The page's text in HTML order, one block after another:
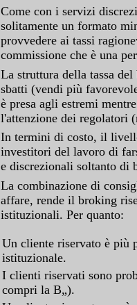
Come con i servizi
solitamente un formato
provvedere ai tassi
commissione che è una
La struttura della tassa
sbatti (vendi più
è presa agli estremi
l'attenzione dei regolatori
In termini di costo, il
investitori del lavoro di
e discrezionali soltanto di
La combinazione di
affare, rende il broking
istituzionali. Per quanto:
Un cliente riservato è più
istituzionale.
I clienti riservati sono
compri la B„).